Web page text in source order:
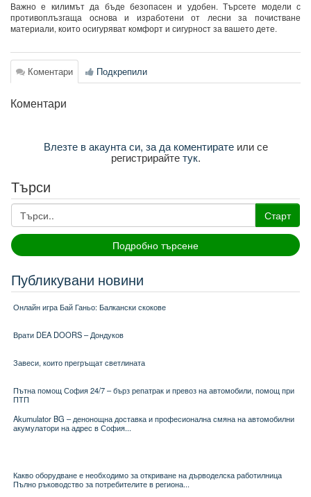
Важно е килимът да бъде безопасен и удобен. Търсете модели с
противоплъзгаща основа и изработени от лесни за почистване
материали, които осигуряват комфорт и сигурност за вашето дете.
Коментари Подкрепили
Коментари
Влезте в акаунта си, за да коментиратеили се
регистрирайтетук.
Търси
Старт
Подробно търсене
Публикувани новини
Онлайн игра Бай Ганьо: Балкански скокове
Врати DEA DOORS – Дондуков
Завеси, които прегръщат светлината
Пътна помощ София 24/7 – бърз репатрак и превоз на автомобили, помощ при
ПТП
Akumulator BG – денонощна доставка и професионална смяна на автомобилни
акумулатори на адрес в София...
Какво оборудване е необходимо за откриване на дърводелска работилница
Пълно ръководство за потребителите в региона...